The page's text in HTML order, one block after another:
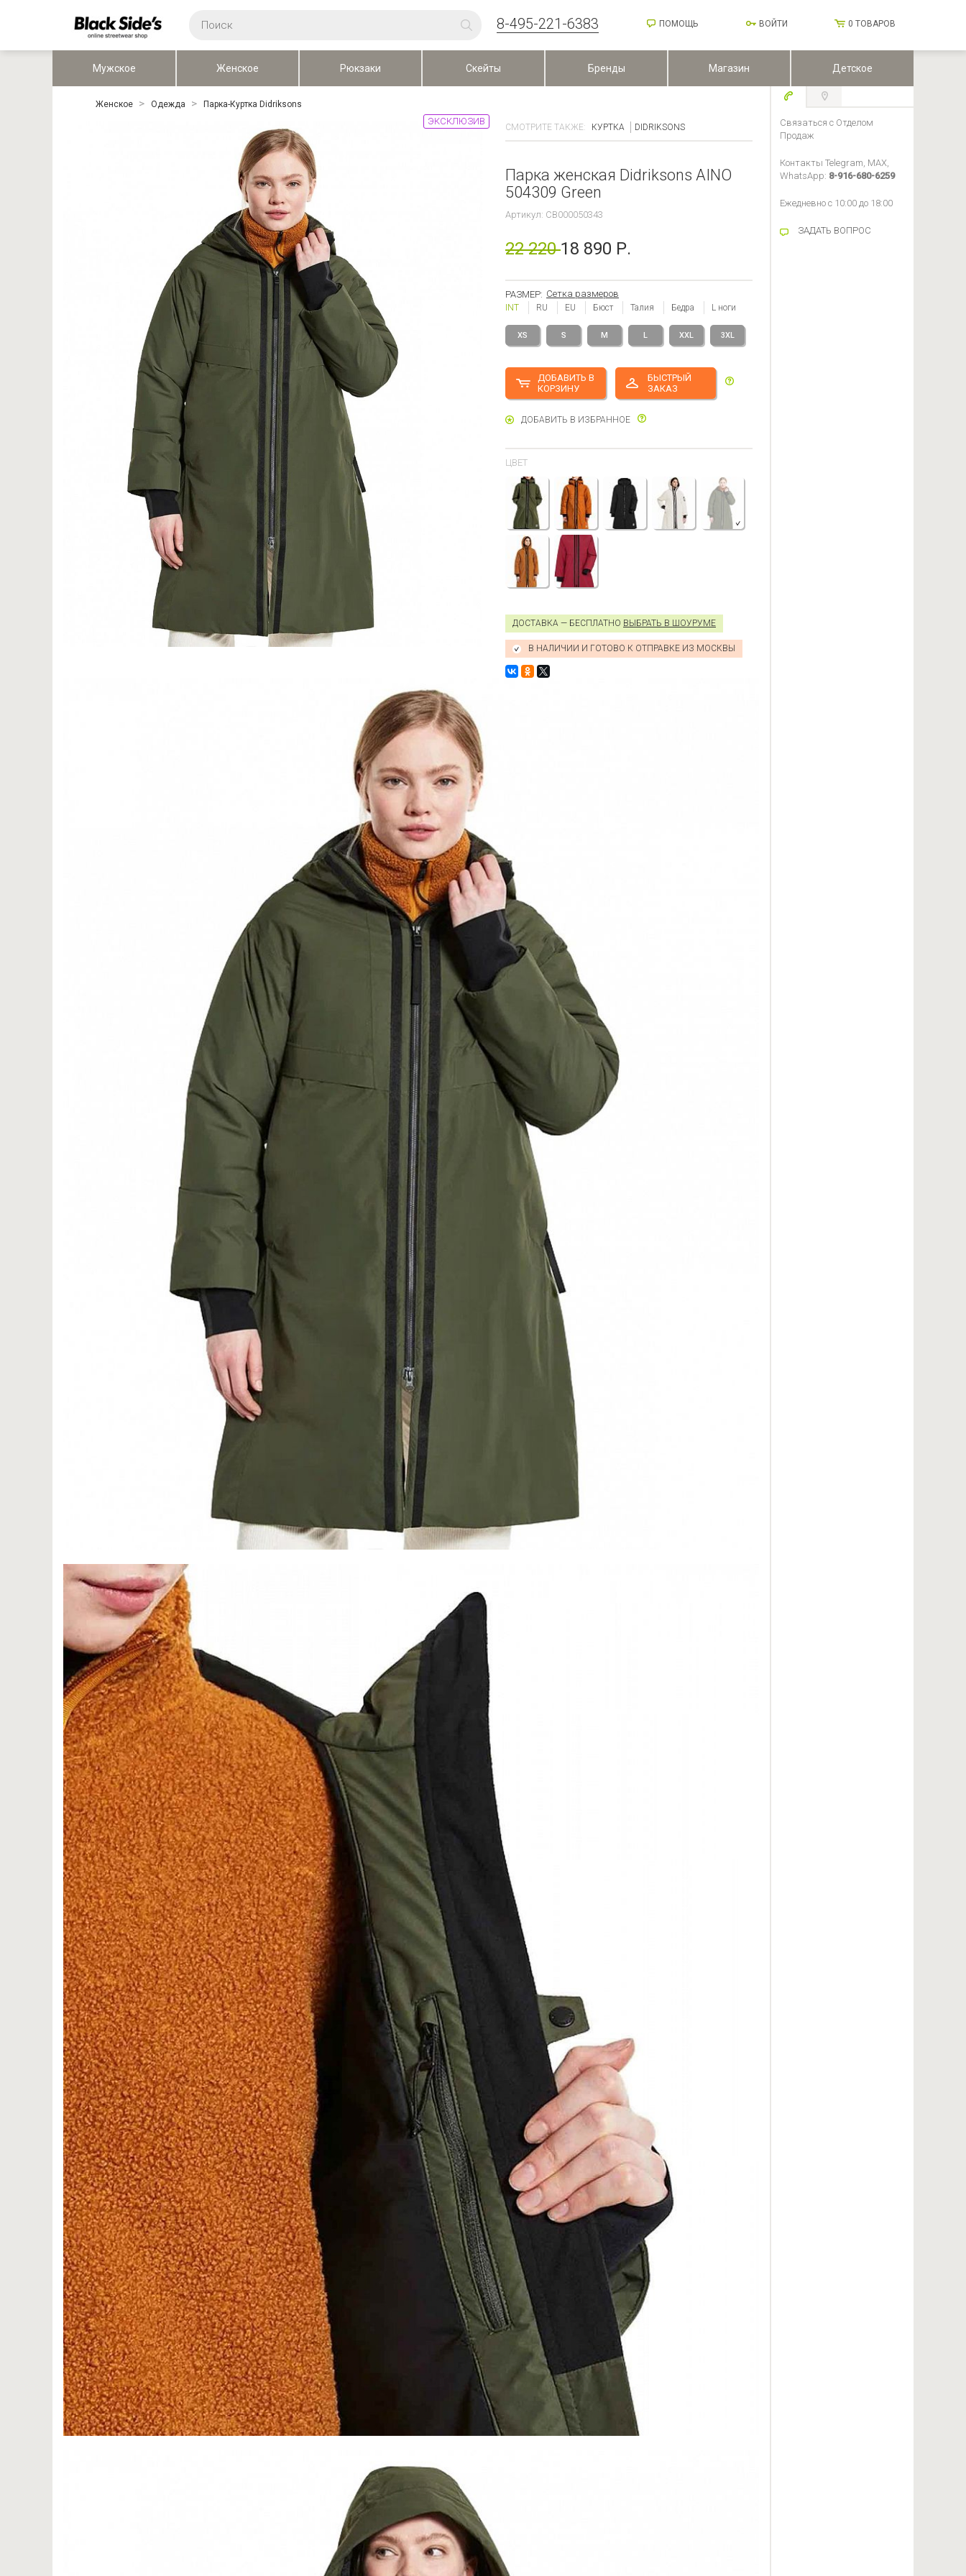
Женское Одежда Парка-Куртка Didriksons
СМОТРИТЕ ТАКЖЕ: КУРТКА DIDRIKSONS
Парка женская Didriksons AINO
504309 Green
Артикул: CB000050343
22 22018 890 Р.
РАЗМЕР: Сетка размеров
INT RU EU Бюст Талия Бедра L ноги
XS S M L XXL 3XL
ДОБАВИТЬ В
КОРЗИНУ
БЫСТРЫЙ
ЗАКАЗ
ДОБАВИТЬ В ИЗБРАННОЕ
ЦВЕТ
ДОСТАВКА — БЕСПЛАТНО ВЫБРАТЬ В ШОУРУМЕ
В НАЛИЧИИ И ГОТОВО К ОТПРАВКЕ ИЗ МОСКВЫ
ЭКСКЛЮЗИВ
Связаться с Отделом
Продаж
Контакты Telegram, MAX,
WhatsApp: 8-916-680-6259
Ежедневно с 10:00 до 18:00
ЗАДАТЬ ВОПРОС
8-495-221-6383 ПОМОЩЬ ВОЙТИ 0 ТОВАРОВ
Мужское Женское Рюкзаки Скейты Бренды Магазин Детское